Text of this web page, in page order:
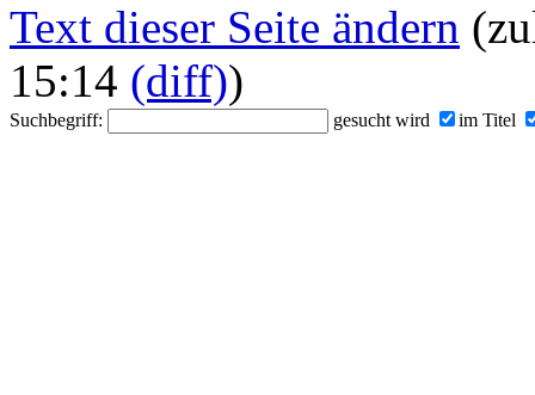
Text dieser Seite ändern
15:14 (diff))
Suchbegriff: gesucht wird im Titel